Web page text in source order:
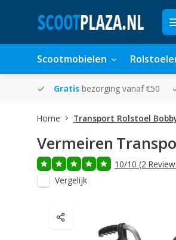
Scootmobielen
Gratis bezorging vanaf €50
Home Transport Rolstoel
Vermeiren
10/10 (2
Vergelijk